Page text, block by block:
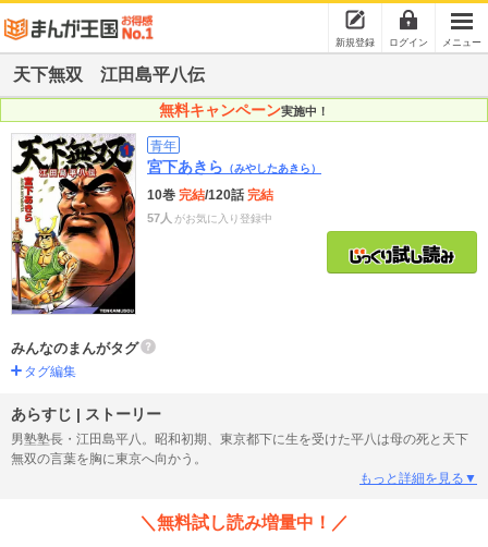
新規登録 ログイン メニュー
天下無双 江田島平八伝
無料キャンペーン実施中！
青年
宮下あきら （みやしたあきら）
10巻 完結/120話完結
57人 がお気に入り登録中
みんなのまんがタグ
タグ編集
あらすじ | ストーリー
男塾塾長・江田島平八。昭和初期、東京都下に生を受けた平八は母の死と天下
無双の言葉を胸に東京へ向かう。
もっと詳細を見る▼
＼無料試し読み増量中！／